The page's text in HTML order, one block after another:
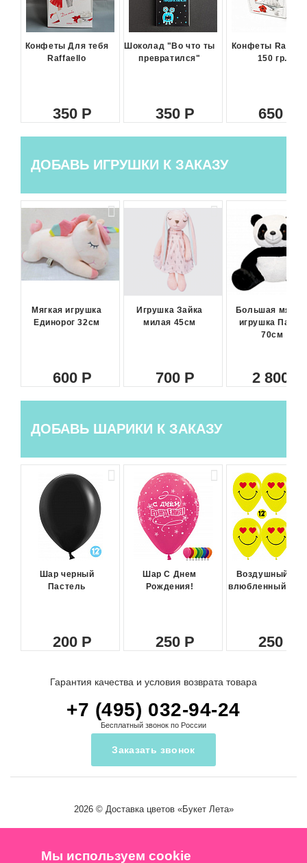
Конфеты Для тебя
Raffaello
350
Шоколад "Во что ты
превратился"
350
Конфеты
150 гр.
650
ДОБАВЬ ИГРУШКИ К ЗАКАЗУ
Мягкая игрушка
Единорог 32см
600
Игрушка Зайка
милая 45см
700
Большая
игрушка Панда
70см
2 800
ДОБАВЬ ШАРИКИ К ЗАКАЗУ
Шар черный
Пастель
200
Шар С Днем
Рождения!
250
Воздушный
влюбленный
250
Гарантия качества и условия возврата товара
+7 (495) 032-94-24
Бесплатный звонок по России
Заказать звонок
2026 © Доставка цветов«Букет Лета»
Мы используем cookie